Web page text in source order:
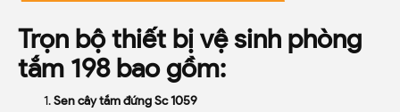
Trọn bộ thiết bị vệ sinh phòng
tắm 198 bao gồm:
Sen cây tắm đứng Sc 1059